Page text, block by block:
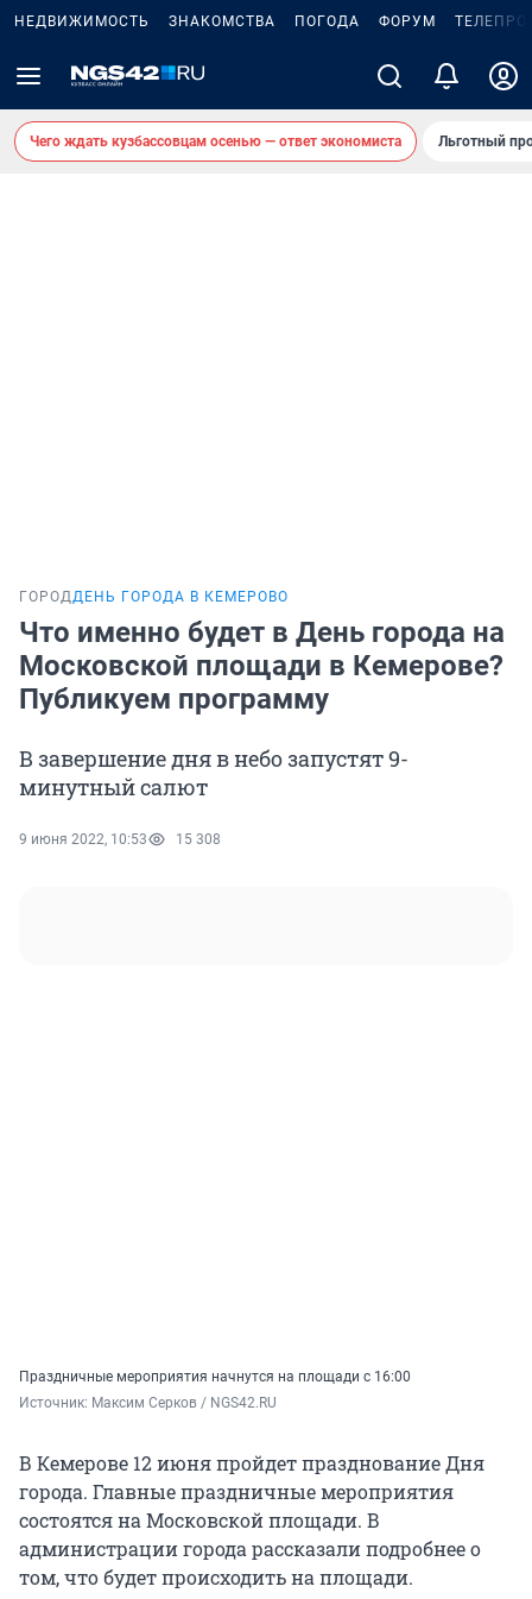
НЕДВИЖИМОСТЬ ЗНАКОМСТВА ПОГОДА ФОРУМ
Чего ждать кузбассовцам осенью — ответ экономиста Льготный
ГОРОДДЕНЬ ГОРОДА В КЕМЕРОВО
Что именно будет в День города на
Московской площади в Кемерове?
Публикуем программу
В завершение дня в небо запустят 9-
минутный салют
9 июня 2022, 10:53 15 308
Праздничные мероприятия начнутся на площади с 16:00
Источник: Максим Серков / NGS42.RU
В Кемерове 12 июня пройдет празднование Дня
города. Главные праздничные мероприятия
состоятся на Московской площади. В
администрации города рассказали подробнее о
том, что будет происходить на площади.